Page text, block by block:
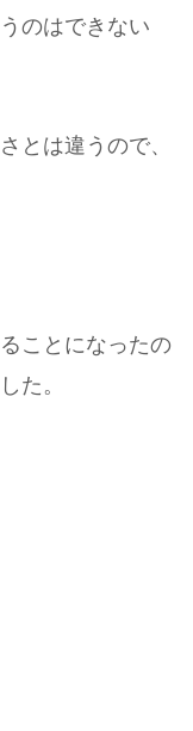
のはできない
とは違うので、
ことになったの
た。